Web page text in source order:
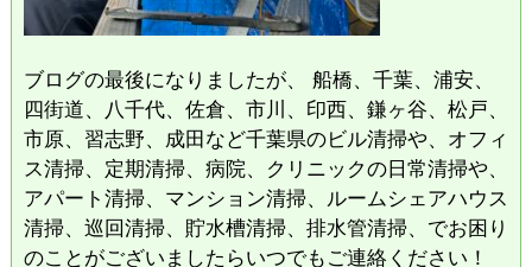
ブログの最後になりましたが、 船橋、千葉、浦安、
四街道、八千代、佐倉、市川、印西、鎌ヶ谷、松戸、
市原、習志野、成田など千葉県のビル清掃や、オフィ
ス清掃、定期清掃、病院、クリニックの日常清掃や、
アパート清掃、マンション清掃、ルームシェアハウス
清掃、巡回清掃、貯水槽清掃、排水管清掃、でお困り
のことがございましたらいつでもご連絡ください！